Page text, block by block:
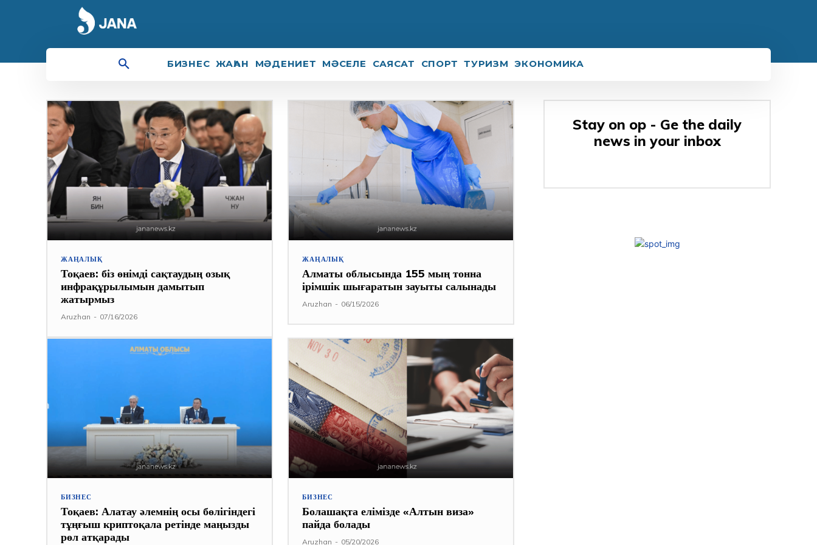
БИЗНЕС ЖАҺАН МӘДЕНИЕТ МӘСЕЛЕ САЯСАТ СПОРТ ТУРИЗМ ЭКОНОМИКА
инвестор
ЖАҢАЛЫҚ
Тоқаев: біз өнімді сақтаудың озық
инфрақұрылымын дамытып
жатырмыз
Aruzhan - 07/16/2026
ЖАҢАЛЫҚ
Алматы облысында 155 мың тонна
ірімшік шығаратын зауыты салынады
Aruzhan - 06/15/2026
БИЗНЕС
Тоқаев: Алатау әлемнің осы бөлігіндегі
тұңғыш криптоқала ретінде маңызды
рөл атқарады
БИЗНЕС
Болашақта елімізде «Алтын виза»
пайда болады
Aruzhan - 05/20/2026
Stay on op - Ge the daily
news in your inbox